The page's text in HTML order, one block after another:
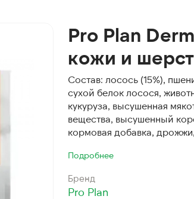
Pro Plan
кожи и
Состав: лосось (15%),
сухой белок лосося,
кукуруза, высушенная
вещества, высушенный
кормовая добавка,
Подробнее
Бренд
Pro Plan